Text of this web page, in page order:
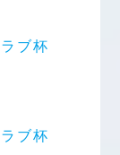
ブ杯
ブ杯